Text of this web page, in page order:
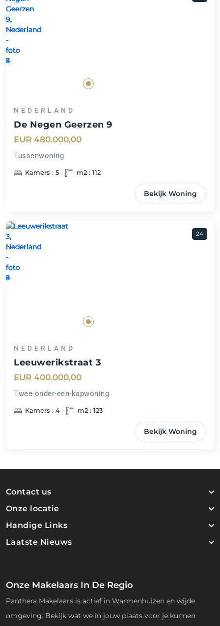
NEDERLAND
De Negen Geerzen 9
EUR 480.000,00
Tussenwoning
Kamers : 5 m2 : 112
Bekijk Woning
24
NEDERLAND
Leeuwerikstraat 3
EUR 400.000,00
Twee-onder-een-kapwoning
Kamers : 4 m2 : 123
Bekijk Woning
Contact us
Onze locatie
Handige Links
Laatste Nieuws
Onze Makelaars In De Regio
Panthera Makelaars is actief in Warmenhuizen en wijde
omgeving. Bekijk wat we in jouw plaats voor je kunnen